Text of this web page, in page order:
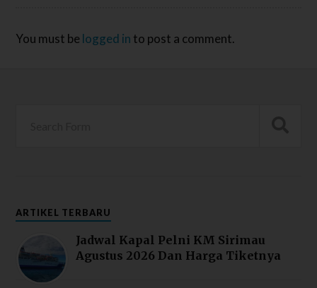
You must be logged in to post a comment.
ARTIKEL TERBARU
Jadwal Kapal Pelni KM Sirimau
Agustus 2026 Dan Harga Tiketnya